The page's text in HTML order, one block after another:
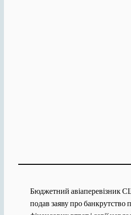
Бюджетний авіаперевізник
подав заяву про банкрутство